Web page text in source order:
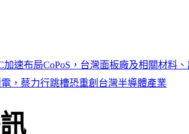
加速布局CoPoS，台灣面板廠及相關材料
，蔡力行跳槽恐重創台灣半導體產業